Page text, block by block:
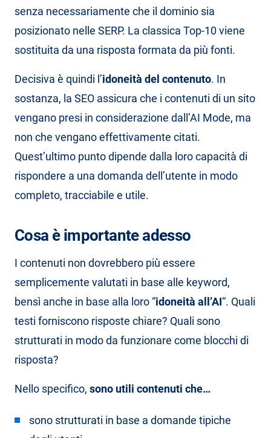
senza necessariamente che il dominio sia
posizionato nelle SERP. La classica Top-10 viene
sostituita da una risposta formata da più fonti.
Decisiva è quindi l’idoneità del contenuto. In
sostanza, la SEO assicura che i contenuti di un sito
vengano presi in considerazione dall’AI Mode, ma
non che vengano effettivamente citati.
Quest’ultimo punto dipende dalla loro capacità di
rispondere a una domanda dell’utente in modo
completo, tracciabile e utile.
Cosa è importante adesso
I contenuti non dovrebbero più essere
semplicemente valutati in base alle keyword,
bensì anche in base alla loro “idoneità all’AI“. Quali
testi forniscono risposte chiare? Quali sono
strutturati in modo da funzionare come blocchi di
risposta?
Nello specifico, sono utili contenuti che…
sono strutturati in base a domande tipiche